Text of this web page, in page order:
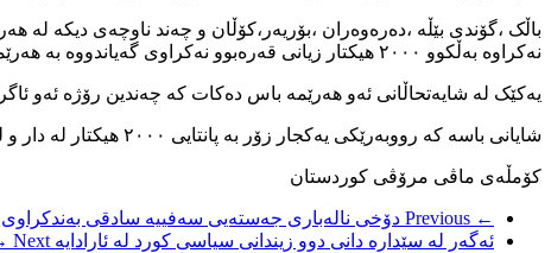
باڵک ،گۆندی بێڵە ،دەرەوەران ،بۆریەر،کۆڵان و چەند ناوچەی دیکە لە
نەکراوە بەڵکوو ۲۰۰۰ هیکتار زیانی قەرەبوو نەکراوی گەیاندووە بە هەرێمەکە.
یەکێک لە شایەتحاڵانی ئەو هەرێمە باس دەکات کە چەندین رۆژە ئەو
شایانی باسە کە رووبەرێکی یەکجار زۆر بە پانتایی ۲۰۰۰ هیکتار لە دار و لێرەوارەکانی مەریوان سوتێندراوە و زەرەر و زیانێکی زۆری بە هەرێمەکە و گیان لە بەرانی ئەو شوێنە گەیاندوو.
کۆمڵەی ماڤی مرۆڤی کوردستان
← Previous
دۆخی نالەباری جەستەیی سەفییە سادقی بەندکراوی
ئەگەر لە سێدارە دانی دوو زیندانی سیاسی کورد لە ئارادایە Next →